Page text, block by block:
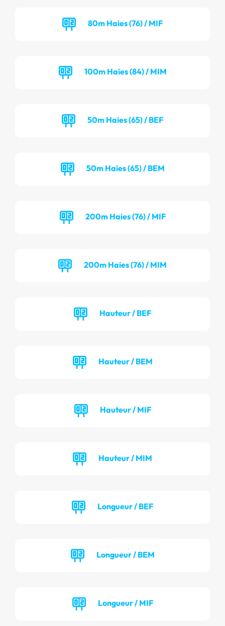
80m Haies (76) / MIF
100m Haies (84) / MIM
50m Haies (65) / BEF
50m Haies (65) / BEM
200m Haies (76) / MIF
200m Haies (76) / MIM
Hauteur / BEF
Hauteur / BEM
Hauteur / MIF
Hauteur / MIM
Longueur / BEF
Longueur / BEM
Longueur / MIF